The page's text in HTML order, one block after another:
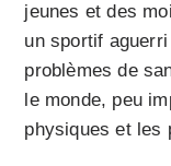
jeunes et des
un sportif
problèmes de
le monde, peu
physiques et les